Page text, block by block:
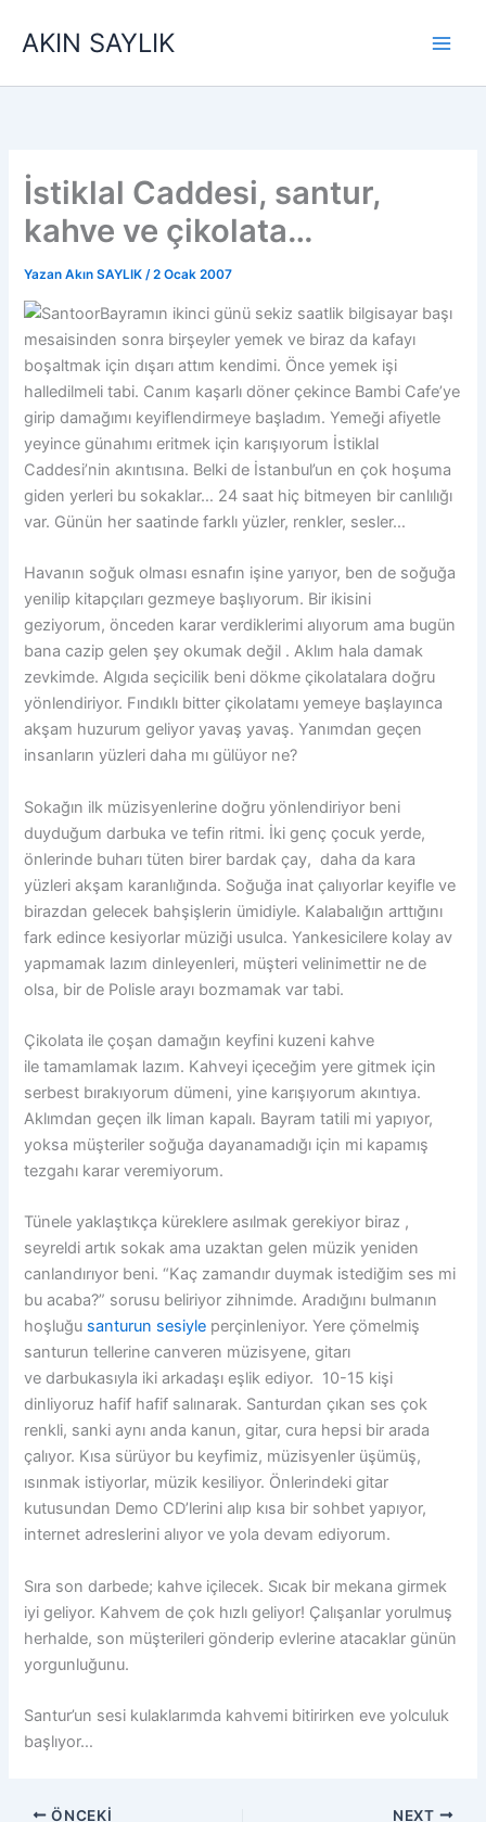
AKIN SAYLIK
İstiklal Caddesi, santur,
kahve ve çikolata…
Yazan Akın SAYLIK/2 Ocak 2007
Bayramın ikinci günü sekiz saatlik bilgisayar başı
mesaisinden sonra birşeyler yemek ve biraz da kafayı
boşaltmak için dışarı attım kendimi. Önce yemek işi
halledilmeli tabi. Canım kaşarlı döner çekince Bambi Cafe’ye
girip damağımı keyiflendirmeye başladım. Yemeği afiyetle
yeyince günahımı eritmek için karışıyorum İstiklal
Caddesi’nin akıntısına. Belki de İstanbul’un en çok hoşuma
giden yerleri bu sokaklar… 24 saat hiç bitmeyen bir canlılığı
var. Günün her saatinde farklı yüzler, renkler, sesler…
Havanın soğuk olması esnafın işine yarıyor, ben de soğuğa
yenilip kitapçıları gezmeye başlıyorum. Bir ikisini
geziyorum, önceden karar verdiklerimi alıyorum ama bugün
bana cazip gelen şey okumak değil . Aklım hala damak
zevkimde. Algıda seçicilik beni dökme çikolatalara doğru
yönlendiriyor. Fındıklı bitter çikolatamı yemeye başlayınca
akşam huzurum geliyor yavaş yavaş. Yanımdan geçen
insanların yüzleri daha mı gülüyor ne?
Sokağın ilk müzisyenlerine doğru yönlendiriyor beni
duyduğum darbuka ve tefin ritmi. İki genç çocuk yerde,
önlerinde buharı tüten birer bardak çay, daha da kara
yüzleri akşam karanlığında. Soğuğa inat çalıyorlar keyifle ve
birazdan gelecek bahşişlerin ümidiyle. Kalabalığın arttığını
fark edince kesiyorlar müziği usulca. Yankesicilere kolay av
yapmamak lazım dinleyenleri, müşteri velinimettir ne de
olsa, bir de Polisle arayı bozmamak var tabi.
Çikolata ile çoşan damağın keyfini kuzeni kahve
ile tamamlamak lazım. Kahveyi içeceğim yere gitmek için
serbest bırakıyorum dümeni, yine karışıyorum akıntıya.
Aklımdan geçen ilk liman kapalı. Bayram tatili mi yapıyor,
yoksa müşteriler soğuğa dayanamadığı için mi kapamış
tezgahı karar veremiyorum.
Tünele yaklaştıkça küreklere asılmak gerekiyor biraz ,
seyreldi artık sokak ama uzaktan gelen müzik yeniden
canlandırıyor beni. “Kaç zamandır duymak istediğim ses mi
bu acaba?” sorusu beliriyor zihnimde. Aradığını bulmanın
hoşluğu santurun sesiyle perçinleniyor. Yere çömelmiş
santurun tellerine canveren müzisyene, gitarı
ve darbukasıyla iki arkadaşı eşlik ediyor. 10-15 kişi
dinliyoruz hafif hafif salınarak. Santurdan çıkan ses çok
renkli, sanki aynı anda kanun, gitar, cura hepsi bir arada
çalıyor. Kısa sürüyor bu keyfimiz, müzisyenler üşümüş,
ısınmak istiyorlar, müzik kesiliyor. Önlerindeki gitar
kutusundan Demo CD’lerini alıp kısa bir sohbet yapıyor,
internet adreslerini alıyor ve yola devam ediyorum.
Sıra son darbede; kahve içilecek. Sıcak bir mekana girmek
iyi geliyor. Kahvem de çok hızlı geliyor! Çalışanlar yorulmuş
herhalde, son müşterileri gönderip evlerine atacaklar günün
yorgunluğunu.
Santur’un sesi kulaklarımda kahvemi bitirirken eve yolculuk
başlıyor…
ÖNCEKI NEXT